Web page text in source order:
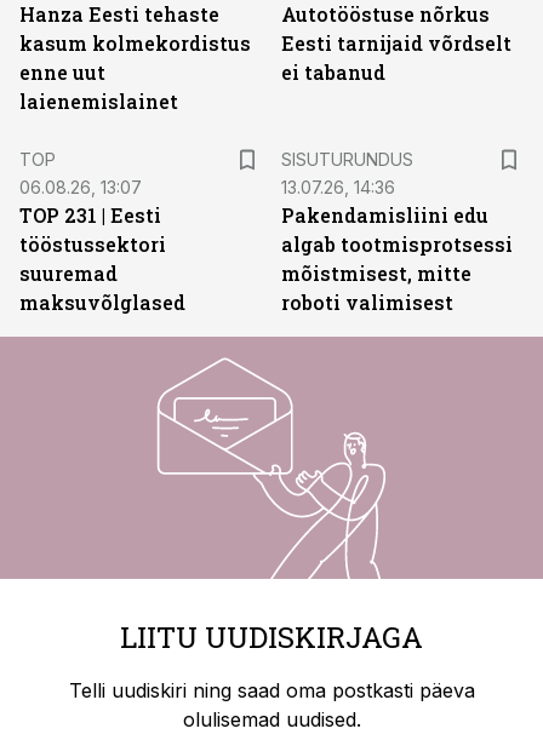
Hanza Eesti tehaste
kasum kolmekordistus
enne uut
laienemislainet
Autotööstuse nõrkus
Eesti tarnijaid võrdselt
ei tabanud
TOP
06.08.26, 13:07
TOP 231 | Eesti
tööstussektori
suuremad
maksuvõlglased
SISUTURUNDUS
13.07.26, 14:36
Pakendamisliini edu
algab tootmisprotsessi
mõistmisest, mitte
roboti valimisest
LIITU UUDISKIRJAGA
Telli uudiskiri ning saad oma postkasti päeva
olulisemad uudised.